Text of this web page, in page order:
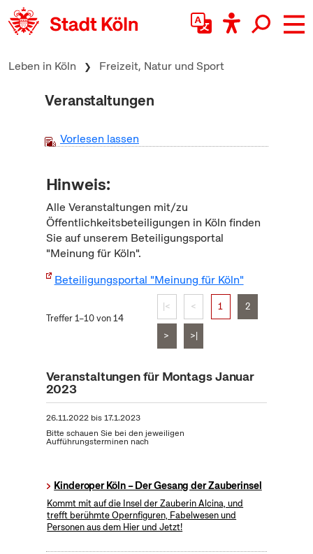
zum Inhalt springen
Leben in Köln Freizeit, Natur und Sport
Veranstaltungen
Vorlesen lassen
Hinweis:
Alle Veranstaltungen mit/zu
Öffentlichkeitsbeteiligungen in Köln finden
Sie auf unserem Beteiligungsportal
"Meinung für Köln".
Beteiligungsportal "Meinung für Köln"
Treffer 1–10 von 14
|< < 1 2
> >|
Veranstaltungen für Montags Januar
2023
26.11.2022bis17.1.2023
Bitte schauen Sie bei den jeweiligen
Aufführungsterminen nach
Kinderoper Köln – Der Gesang der Zauberinsel
Kommt mit auf die Insel der Zauberin Alcina, und
trefft berühmte Opernfiguren, Fabelwesen und
Personen aus dem Hier und Jetzt!